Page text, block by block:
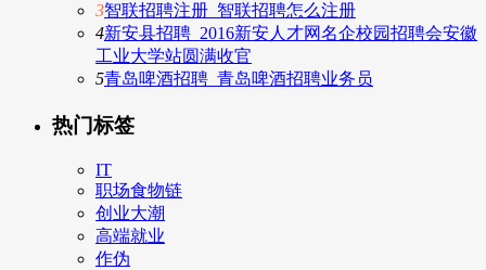
3智联招聘注册_智联招聘怎么注册
4新安县招聘_2016新安人才网名企校园招聘会安徽
工业大学站圆满收官
5青岛啤酒招聘_青岛啤酒招聘业务员
热门标签
IT
职场食物链
创业大潮
高端就业
作伪